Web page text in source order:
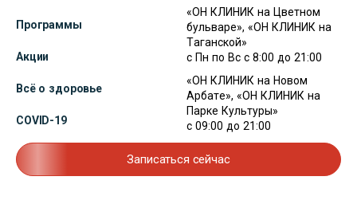
Программы
Акции
Всё о здоровье
COVID-19
«ОН КЛИНИК на Цветном
бульваре», «ОН КЛИНИК на
Таганской»
с Пн по Вс с 8:00 до 21:00
«ОН КЛИНИК на Новом
Арбате», «ОН КЛИНИК на
Парке Культуры»
с 09:00 до 21:00
Записаться сейчас